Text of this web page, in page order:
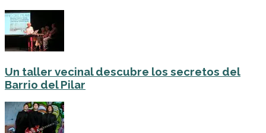
Un taller vecinal descubre los secretos del
Barrio del Pilar